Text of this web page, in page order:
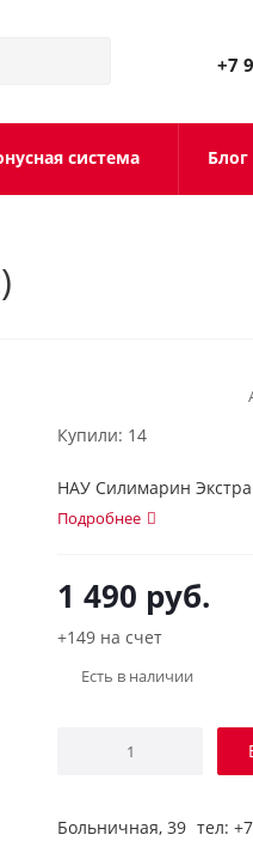
+7
система Блог
Купили: 14
НАУ Силимарин
Подробнее
1 490 руб.
+149 на счет
Есть в наличии
Больничная, 39 тел: